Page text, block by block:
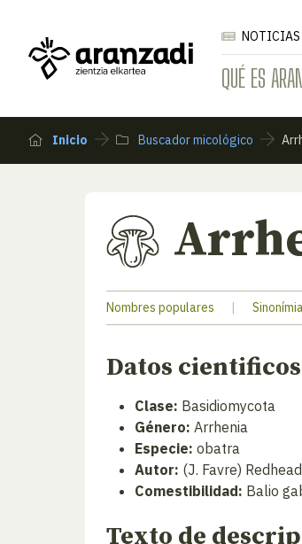
QUÉ ES
NOTICIAS
Inicio Buscador micológico
Nombres populares |
Datos cientificos
Clase: Basidiomycota
Género: Arrhenia
Especie: obatra
Autor: (J. Favre)
Comestibilidad: Balio
Texto de